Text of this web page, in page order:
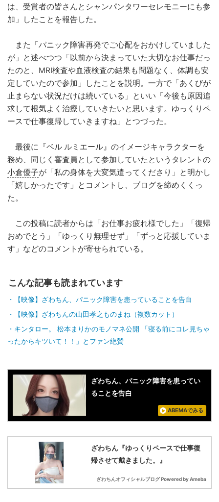
は、受賞者の皆さんとシャンパンタワーセレモニーにも参
加」したことを報告した。
また「パニック障害再発でご心配をおかけしていました
が」と述べつつ「以前から決まっていた大切なお仕事だっ
たのと、MRI検査や血液検査の結果も問題なく、体調も安
定していたので参加」したことを説明。一方で「あくびが
止まらない状況だけは続いている」といい「今後も原因追
求して根気よく治療していきたいと思います。ゆっくりペ
ースで仕事復帰していきますね」とつづった。
最後に『ベル ルミエール』のイメージキャラクターを
務め、同じく審査員として参加していたというタレントの
小倉優子が「私の身体を大変気遣ってくださり」と明かし
「嬉しかったです」とコメントし、ブログを締めくくっ
た。
この投稿に読者からは「お仕事お疲れ様でした」「復帰
おめでとう」「ゆっくり無理せず」「ずっと応援していま
す」などのコメントが寄せられている。
こんな記事も読まれています
【映像】ざわちん、パニック障害を患っていることを告白
【映像】ざわちんの山田孝之ものまね（複数カット）
キンタロー。 松本まりかのモノマネ公開 「寝る前にコレ見ちゃ
ったからキツいて！！」とファン絶賛
ざわちん、パニック障害を患ってい
ることを告白
ABEMAでみる
ざわちん『ゆっくりペースで仕事復
帰させて戴きました。』
ざわちんオフィシャルブログ Powered by Ameba